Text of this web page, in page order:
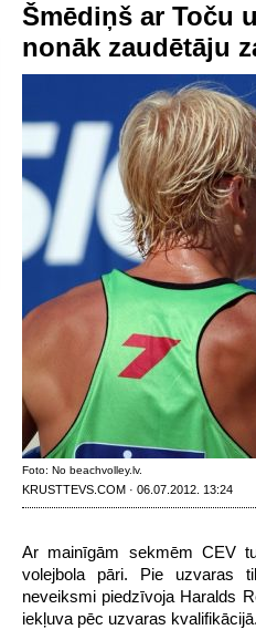
Šmēdiņš ar Toču
nonāk zaudētāju
Foto: No beachvolley.lv.
KRUSTTEVS.COM · 06.07.2012. 13:24
Ar mainīgām sekmēm CEV
volejbola pāri. Pie uzvaras
neveiksmi piedzīvoja Haralds
iekļuva pēc uzvaras kvalifikācijā.